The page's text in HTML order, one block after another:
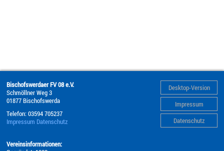
Desktop-Version
Impressum
Datenschutz
Bischofswerdaer FV 08 e.V.
Schmöllner Weg 3
01877 Bischofswerda
Telefon:03594 705237
Impressum Datenschutz
Vereinsinformationen: